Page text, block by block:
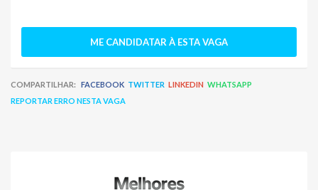
ME CANDIDATAR À ESTA VAGA
COMPARTILHAR: FACEBOOK TWITTER LINKEDIN WHATSAPP
REPORTAR ERRO NESTA VAGA